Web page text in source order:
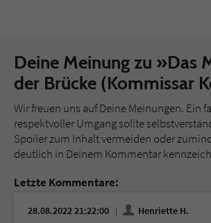
Deine Meinung zu »Das
der Brücke (Kommissar
Wir freuen uns auf Deine Meinungen. Ein
respektvoller Umgang sollte
Spoiler zum Inhalt vermeiden oder
deutlich in Deinem Kommentar
Letzte Kommentare:
28.08.2022 21:22:00
Henriette H.